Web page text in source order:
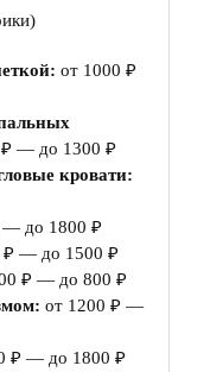
от 1000 ₽
₽ — до 1300 ₽
кровати:
— до 1800 ₽
₽ — до 1500 ₽
₽ — до 800 ₽
от 1200 ₽ —
₽ — до 1800 ₽